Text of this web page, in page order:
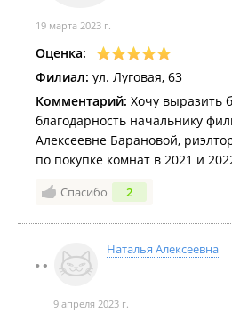
19 марта 2023 г.
Оценка:
Филиал: ул. Луговая, 63
Комментарий: Хочу выразить
благодарность начальнику
Алексеевне Барановой,
по покупке комнат в 2021 и
Спасибо 2
Наталья Алексеевна
9 апреля 2023 г.